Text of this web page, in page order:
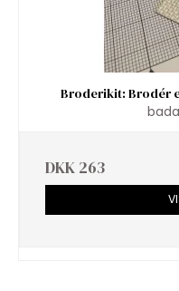
Broderikit: Brodér
DKK 263